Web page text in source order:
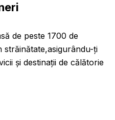
de peste 1700 de
ți
și destinații de călătorie